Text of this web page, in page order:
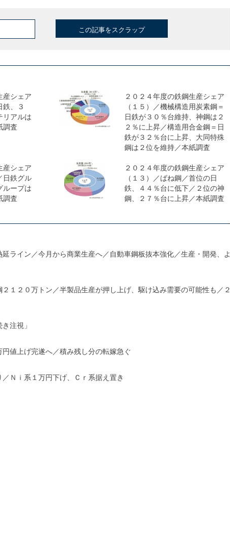
この記事をスクラップ
産シェア
鉄、３
リアルは
調査
２０２４年度の鉄鋼生産シェア
（１５）／機械構造用炭素鋼＝
日鉄が３０％台維持、神鋼は２
２％に上昇／構造用合金鋼＝日
鉄が３２％台に上昇、大同特殊
鋼は２位を維持／本紙調査
産シェア
日鉄グル
ループは
調査
２０２４年度の鉄鋼生産シェア
（１３）／ばね鋼／首位の日
鉄、４４％台に低下／２位の神
鋼、２７％台に上昇／本紙調査
ライン／今月から商業生産へ／自動車鋼板抜本強化／生産・開発、よ
１２０万トン／半製品生産が押し上げ、駆け込み需要の可能性も／２
注視」
値上げ完遂へ／積み残し分の転嫁急ぐ
Ｎｉ系１万円下げ、Ｃｒ系据え置き